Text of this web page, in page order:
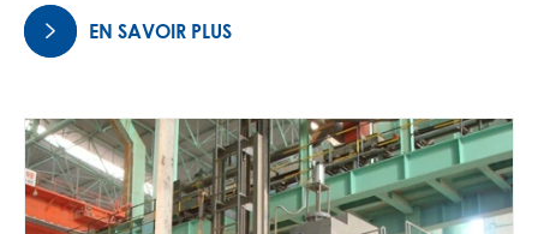
 EN SAVOIR PLUS